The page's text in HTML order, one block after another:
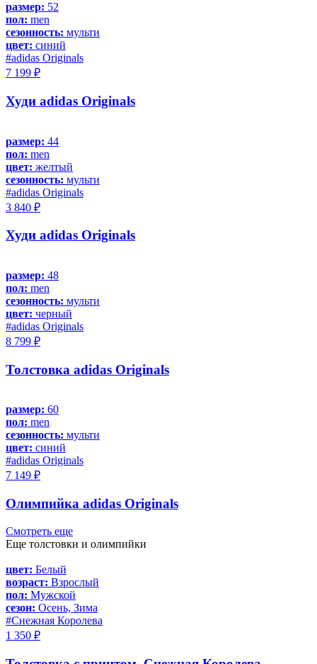
размер: 52
пол: men
сезонность: мульти
цвет: синий
#adidas Originals
7 199 ₽
Худи adidas Originals
размер: 44
пол: men
цвет: желтый
сезонность: мульти
#adidas Originals
3 840 ₽
Худи adidas Originals
размер: 48
пол: men
сезонность: мульти
цвет: черный
#adidas Originals
8 799 ₽
Толстовка adidas Originals
размер: 60
пол: men
сезонность: мульти
цвет: синий
#adidas Originals
7 149 ₽
Олимпийка adidas Originals
Смотреть еще
Еще толстовки и олимпийки
цвет: Белый
возраст: Взрослый
пол: Мужской
сезон: Осень, Зима
#Снежная Королева
1 350 ₽